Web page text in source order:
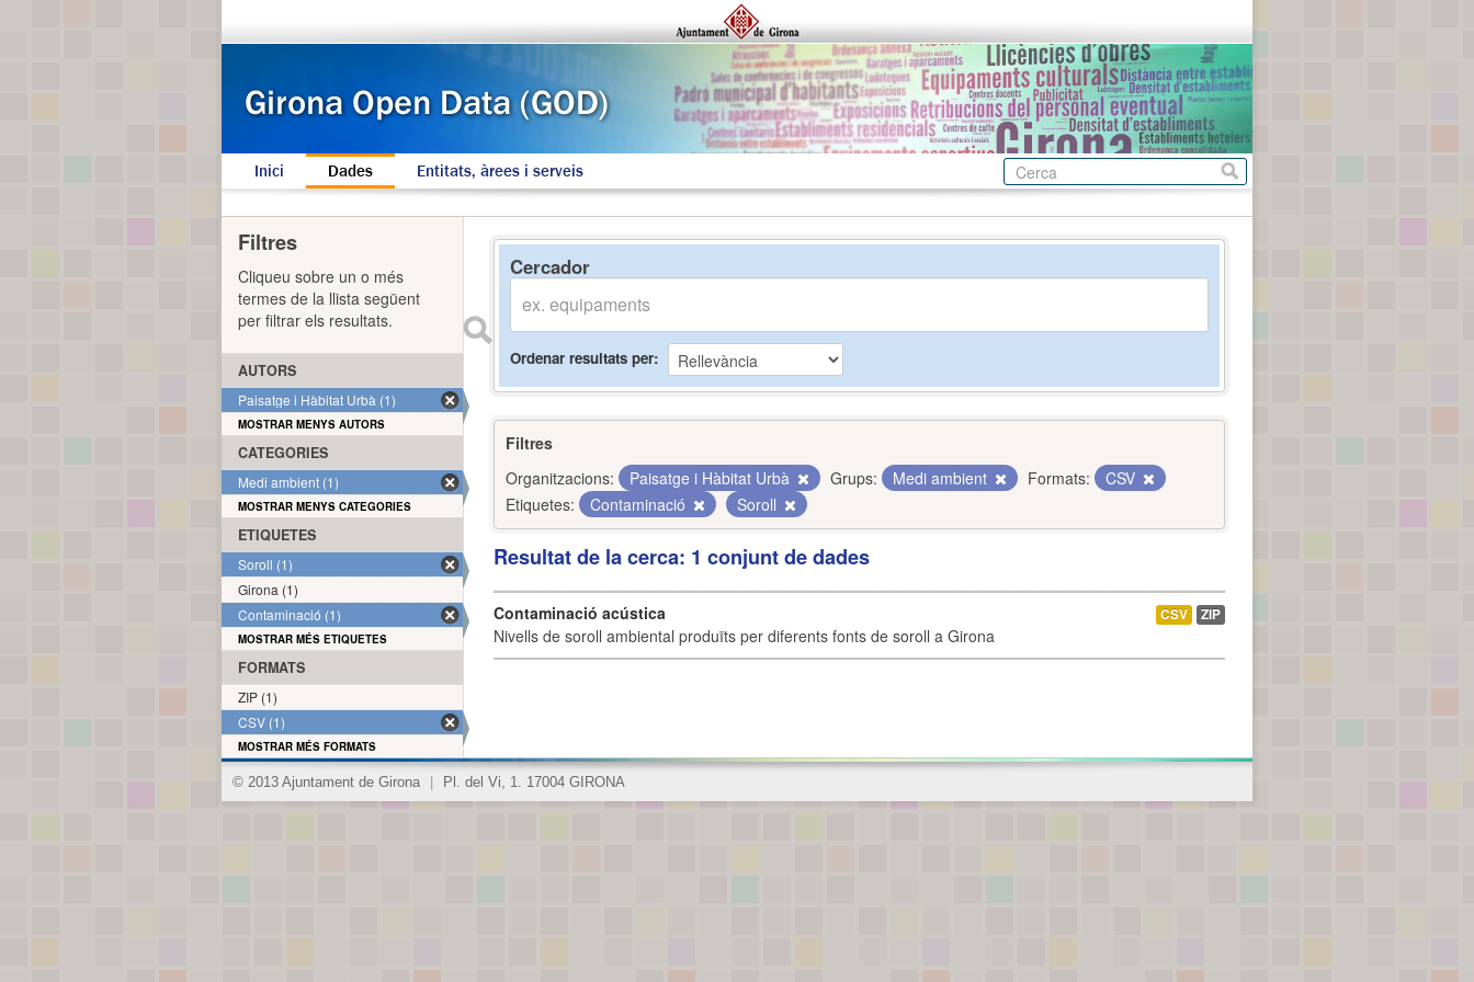
Inici Dades Entitats, àrees i serveis
Cercador
Ordenar resultats per
Filtres
Organitzacions:
Paisatge i Hàbitat Urbà Grups: Medi ambient Formats:
CSV
Etiquetes:
Contaminació Soroll
Resultat de la cerca: 1 conjunt de dades
Contaminació acústica
Nivells de soroll ambiental produïts per diferents fonts de soroll a Girona
CSV ZIP
Filtres
Cliqueu sobre un o més
termes de la llista següent
per filtrar els resultats.
AUTORS
Paisatge i Hàbitat Urbà (1)
MOSTRAR MENYS AUTORS
CATEGORIES
Medi ambient (1)
MOSTRAR MENYS CATEGORIES
ETIQUETES
Soroll (1)
Girona (1)
Contaminació (1)
MOSTRAR MÉS ETIQUETES
FORMATS
ZIP (1)
CSV (1)
MOSTRAR MÉS FORMATS
© 2013 Ajuntament de Girona Pl. del Vi, 1. 17004 GIRONA